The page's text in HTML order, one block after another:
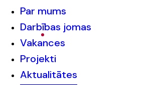
Par mums
Darbības jomas
Vakances
Projekti
Aktualitātes